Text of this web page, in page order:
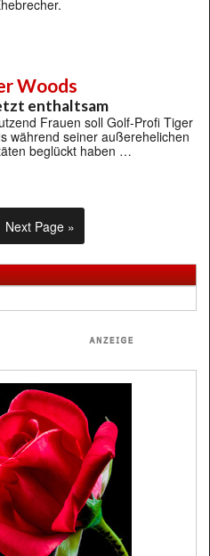
Woods
enthaltsam
Frauen soll Golf-Profi Tiger
während seiner außerehelichen
beglückt haben …
Next Page »